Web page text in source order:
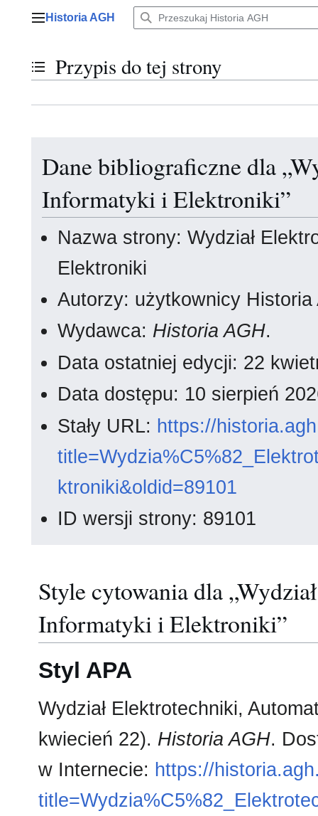
Menu główne
Historia AGH
Przełącz stan spisu treści
Przypis do tej strony
Dane bibliograficzne dla
Informatyki i Elektroniki”
Nazwa strony: Wydział
Elektroniki
Autorzy: użytkownicy Historia
Wydawca: Historia AGH.
Data ostatniej edycji: 22
Data dostępu: 10 sierpień
Stały URL: https://
ktroniki&oldid=89101
ID wersji strony: 89101
Style cytowania dla
Informatyki i Elektroniki”
Styl APA
Wydział Elektrotechniki,
kwiecień 22). Historia AGH.
w Internecie: https://